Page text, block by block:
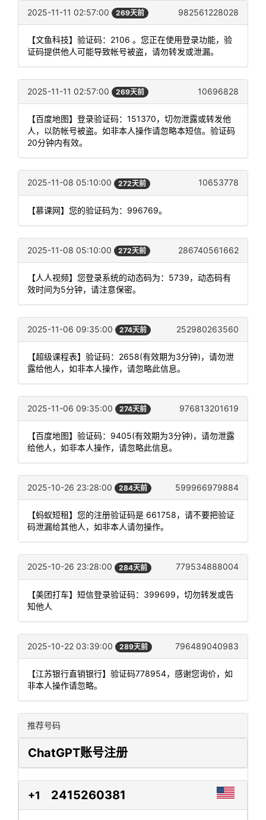
2025-11-11 02:57:00 269天前 982561228028
【文鱼科技】验证码：2106 。您正在使用登录功能，验
证码提供他人可能导致帐号被盗，请勿转发或泄漏。
2025-11-11 02:57:00 269天前 10696828
【百度地图】登录验证码：151370，切勿泄露或转发他
人，以防帐号被盗。如非本人操作请忽略本短信。验证码
20分钟内有效。
2025-11-08 05:10:00 272天前 10653778
【慕课网】您的验证码为：996769。
2025-11-08 05:10:00 272天前 286740561662
【人人视频】您登录系统的动态码为：5739，动态码有
效时间为5分钟，请注意保密。
2025-11-06 09:35:00 274天前 252980263560
【超级课程表】验证码：2658(有效期为3分钟)，请勿泄
露给他人，如非本人操作，请忽略此信息。
2025-11-06 09:35:00 274天前 976813201619
【百度地图】验证码：9405(有效期为3分钟)，请勿泄露
给他人，如非本人操作，请忽略此信息。
2025-10-26 23:28:00 284天前 599966979884
【蚂蚁短租】您的注册验证码是 661758，请不要把验证
码泄漏给其他人，如非本人请勿操作。
2025-10-26 23:28:00 284天前 779534888004
【美团打车】短信登录验证码：399699，切勿转发或告
知他人
2025-10-22 03:39:00 289天前 796489040983
【江苏银行直销银行】验证码778954，感谢您询价，如
非本人操作请忽略。
推荐号码
ChatGPT账号注册
+1 2415260381